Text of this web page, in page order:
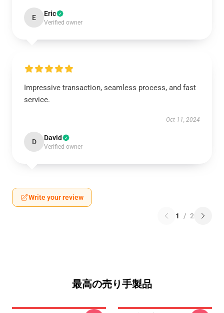
E Eric
Verified owner
Impressive transaction, seamless process, and fast
service.
Oct 11, 2024
D David
Verified owner
Write your review
1 / 2
最高の売り手製品